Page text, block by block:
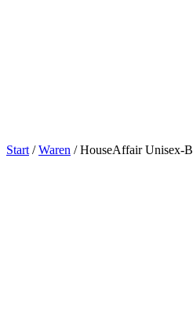
Start /Waren / HouseAffair Unisex-